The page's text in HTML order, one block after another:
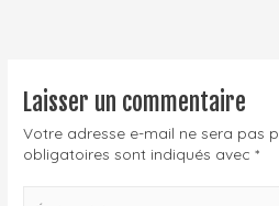
Laisser un commentaire
Votre adresse e-mail ne sera pas
obligatoires sont indiqués avec*